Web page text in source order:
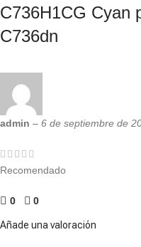
C736H1CG Cyan
C736dn
admin – 6 de septiembre de
Recomendado
0 0
Añade una valoración